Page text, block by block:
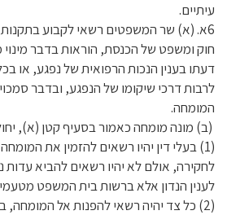
עיתיים.
6א. (א) שר המשפטים רשאי לקבוע
חוק ומשפט של הכנסת, הוראות בדבר מינוי
דעתו בענין הנכות הרפואית של נפגע, או
לרבות דרכי שיקומו של הנפגע, ובדבר
המומחה.
(ב) מונה מומחה כאמור בסעיף קטן (א),
(1) בעלי דין יהיו רשאים להזמין את
לחקירה, אולם לא יהיו רשאים להביא
לענין הנדון אלא ברשות בית המשפט
(2) כל צד יהיה רשאי להפנות אל